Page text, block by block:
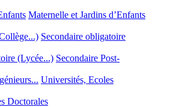
Maternelle et Jardins d’Enfants
Secondaire obligatoire
(Lycée...) Secondaire Post-
Universités, Ecoles
Doctorales